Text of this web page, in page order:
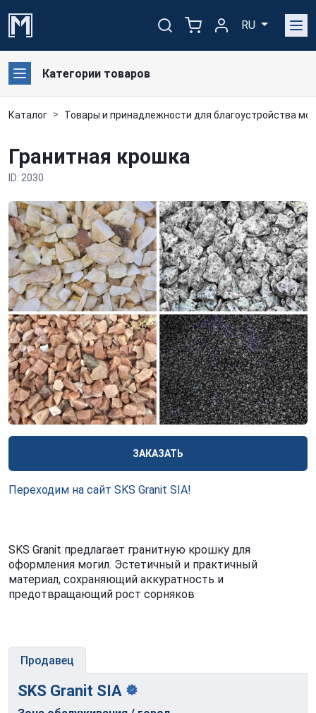
RU
Категории товаров
Каталог Товары и принадлежности для благоустройства
Гранитная крошка
ID: 2030
ЗАКАЗАТЬ
Переходим на сайт SKS Granit SIA!
SKS Granit предлагает гранитную крошку для
оформления могил. Эстетичный и практичный
материал, сохраняющий аккуратность и
предотвращающий рост сорняков
Продавец
SKS Granit SIA